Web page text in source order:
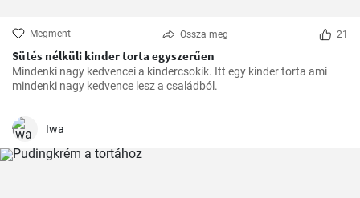
Megment Ossza meg 21
Sütés nélküli kinder torta egyszerűen
Mindenki nagy kedvencei a kindercsokik. Itt egy kinder torta ami
mindenki nagy kedvence lesz a családból.
Iwa